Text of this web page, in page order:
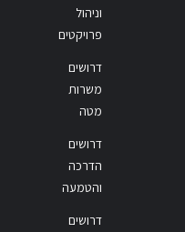
וניהול
פרויקטים
דרושים
משרות
מטה
דרושים
הדרכה
והטמעה
דרושים